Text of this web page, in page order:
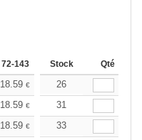
72-143 144-287 288 +
Stock Qté
18.59 € 17.66€
26
18.59 € 17.66
31
18.59 € 17.66€
33